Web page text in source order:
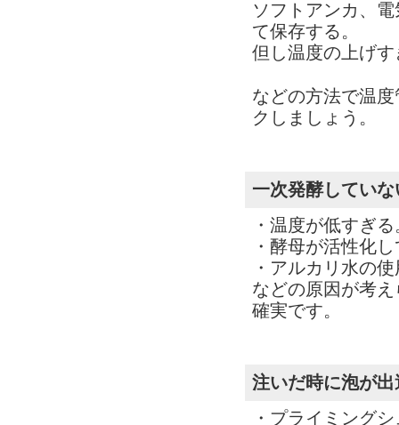
ソフトアンカ、
て保存する。
但し温度の上げ
などの方法で温
クしましょう。
一次発酵してい
・温度が低すぎる
・酵母が活性化
・アルカリ水の
などの原因が考
確実です。
注いだ時に泡が
・プライミング